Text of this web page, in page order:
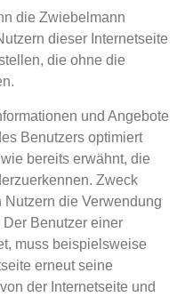
die Zwiebelmann
dieser Internetseite
die ohne die
und Angebote
Benutzers optimiert
bereits erwähnt, die
Zweck
die Verwendung
Benutzer einer
muss beispielsweise
erneut seine
der Internetseite und